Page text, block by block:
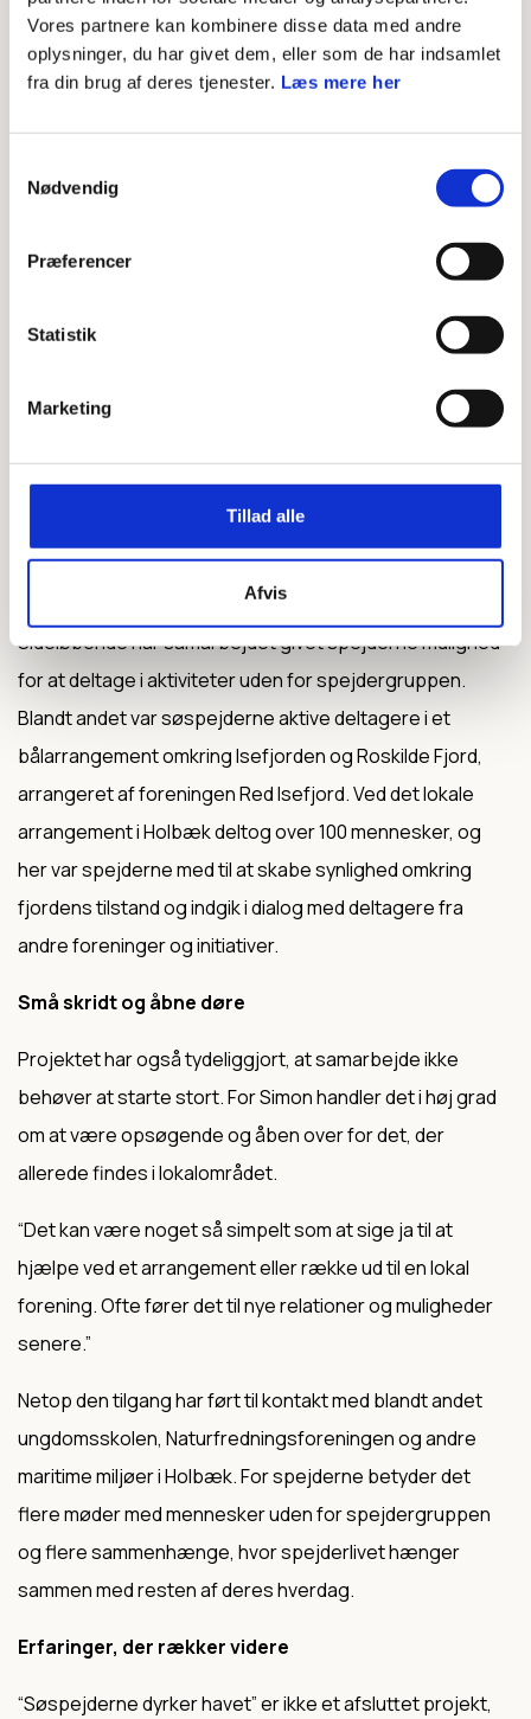
Vores partnere kan kombinere disse data med andre
oplysninger, du har givet dem, eller som de har indsamlet
fra din brug af deres tjenester. Læs mere her
Nødvendig
Præferencer
Statistik
Marketing
Tillad alle
Afvis
Acceptér venligst marketing-cookies for at
se filmen
Konkrete opgaver - tydelige sammenhænge
Tanken er, at spejderne fremover kan blive involveret i de
praktiske dele af arbejdet, når anlægget er etableret:
vedligehold, flytning af muslinger, arbejde med tang og
brug af området i spejderaktiviteter. Opgaver, der er
håndgribelige og lette at forstå og som kan indgå
naturligt i spejdermøder og fællesskaber.
Sideløbende har samarbejdet givet spejderne mulighed
for at deltage i aktiviteter uden for spejdergruppen.
Blandt andet var søspejderne aktive deltagere i et
bålarrangement omkring Isefjorden og Roskilde Fjord,
arrangeret af foreningen Red Isefjord. Ved det lokale
arrangement i Holbæk deltog over 100 mennesker, og
her var spejderne med til at skabe synlighed omkring
fjordens tilstand og indgik i dialog med deltagere fra
andre foreninger og initiativer.
Små skridt og åbne døre
Projektet har også tydeliggjort, at samarbejde ikke
behøver at starte stort. For Simon handler det i høj grad
om at være opsøgende og åben over for det, der
allerede findes i lokalområdet.
“Det kan være noget så simpelt som at sige ja til at
hjælpe ved et arrangement eller række ud til en lokal
forening. Ofte fører det til nye relationer og muligheder
senere.”
Netop den tilgang har ført til kontakt med blandt andet
ungdomsskolen, Naturfredningsforeningen og andre
maritime miljøer i Holbæk. For spejderne betyder det
flere møder med mennesker uden for spejdergruppen
og flere sammenhænge, hvor spejderlivet hænger
sammen med resten af deres hverdag.
Erfaringer, der rækker videre
“Søspejderne dyrker havet” er ikke et afsluttet projekt,